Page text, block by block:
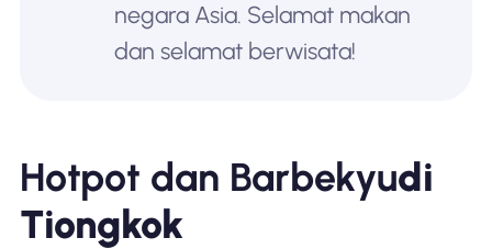
negara Asia. Selamat makan
dan selamat berwisata!
Hotpot dan Barbekyudi
Tiongkok